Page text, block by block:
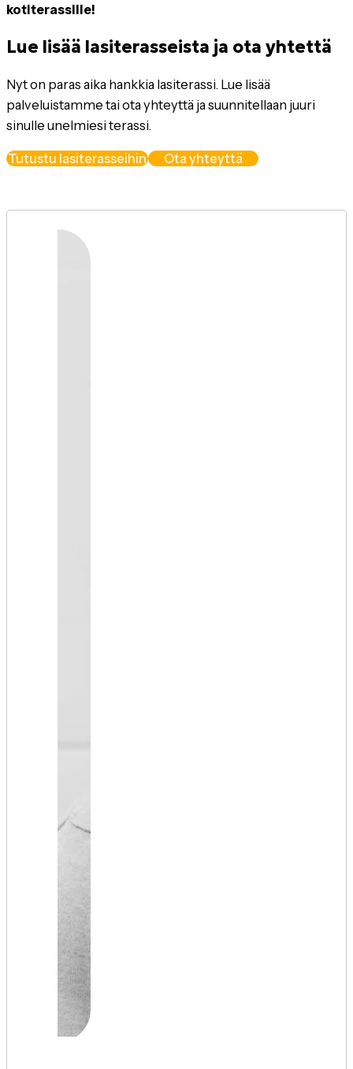
kotiterassille!
Lue lisää lasiterasseista ja ota yhtettä
Nyt on paras aika hankkia lasiterassi. Lue lisää
palveluistamme tai ota yhteyttä ja suunnitellaan juuri
sinulle unelmiesi terassi.
Tutustu lasiterasseihin Ota yhteyttä